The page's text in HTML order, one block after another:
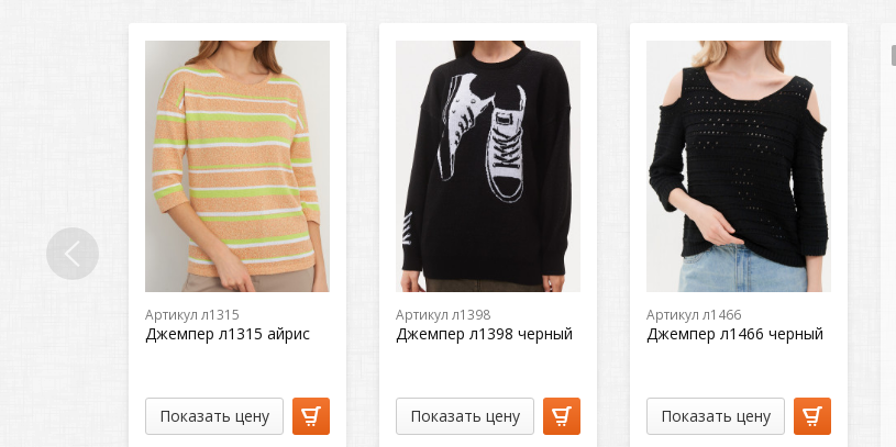
Артикул л1315
Джемпер л1315 айрис
Показать цену
Артикул л1398
Джемпер л1398 черный
Показать цену
Артикул л1466
Джемпер л1466 черный
Показать цену